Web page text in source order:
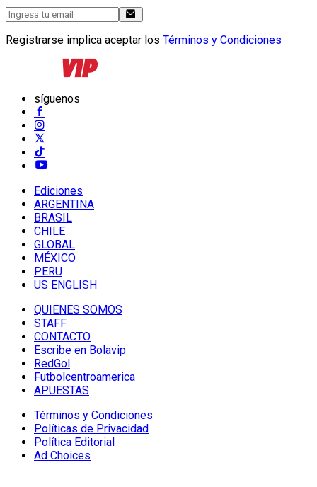
Registrarse implica aceptar los Términos y Condiciones
síguenos
Ediciones
ARGENTINA
BRASIL
CHILE
GLOBAL
MÉXICO
PERU
US ENGLISH
QUIENES SOMOS
STAFF
CONTACTO
Escribe en Bolavip
RedGol
Futbolcentroamerica
APUESTAS
Términos y Condiciones
Políticas de Privacidad
Política Editorial
Ad Choices